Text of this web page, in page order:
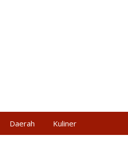
Daerah Kuliner